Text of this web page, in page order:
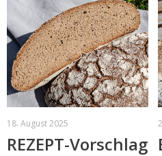
18. August 2025
REZEPT-Vorschlag